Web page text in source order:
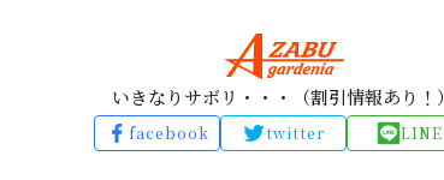
いきなりサボリ・・・（割引情報あり！）
facebook twitter LINE